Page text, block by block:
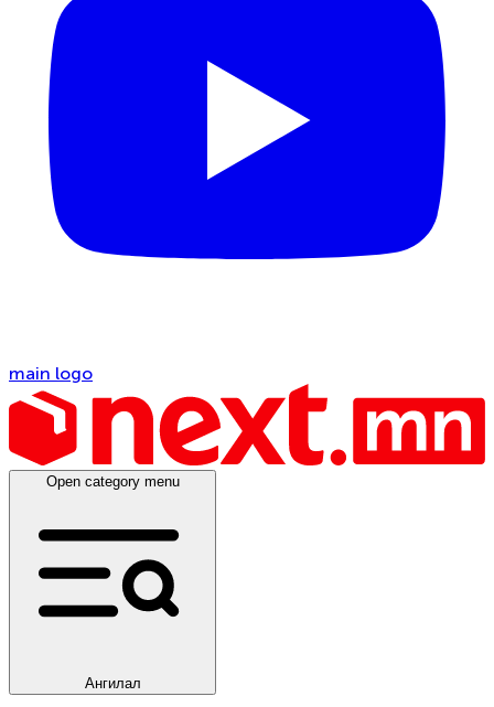
main logo
Open category menu
Ангилал